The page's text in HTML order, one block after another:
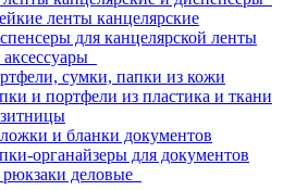
ленты канцелярские
для канцелярской ленты
сумки, папки из кожи
и портфели из пластика и ткани
и бланки документов
органайзеры для документов
деловые